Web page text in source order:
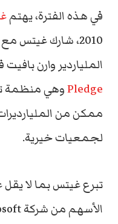
في هذه الفترة، يهتم
2010، شارك غيتس مع زوجته السابقة
الملياردير وارن
Pledgeوهي منظمة
ممكن من
لجمعيات خيرية.